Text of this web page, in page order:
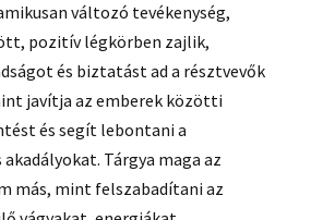
változó tevékenység,
pozitív légkörben zajlik,
és biztatást ad a résztvevők
javítja az emberek közötti
és segít lebontani a
Tárgya maga az
más, mint felszabadítani az